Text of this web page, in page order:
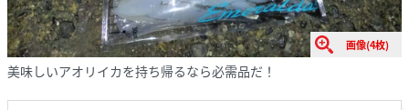
画像(4枚)
美味しいアオリイカを持ち帰るなら必需品だ！